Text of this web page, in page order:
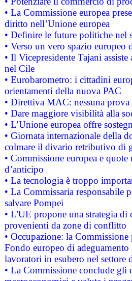
• La Commissione europea
diritto nell’Unione europea
• Definire le future politiche nel
• Verso un vero spazio
• Il Vicepresidente Tajani
nel Cile
• Eurobarometro: i cittadini
orientamenti della nuova PAC
• Direttiva MAC: nessuna
• Dare maggiore visibilità alla
• L’Unione europea offre
• Giornata internazionale della
colmare il divario retributivo di
• Commissione europea e
d’anticipo
• La tecnologia è troppo
• La Commissaria responsabile
salvare Pompei
• L'UE propone una strategia
provenienti da zone di conflitto
• Occupazione: la
Fondo europeo di
lavoratori in esubero nel
• La Commissione conclude